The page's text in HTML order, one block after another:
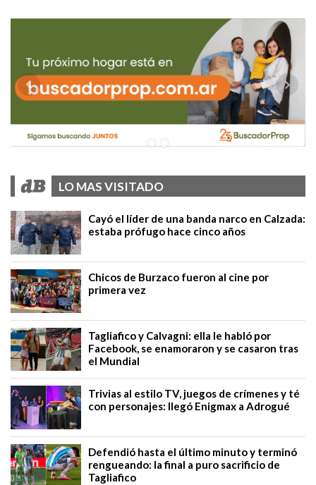
LO MAS VISITADO
Cayó el líder de una banda narco en Calzada:
estaba prófugo hace cinco años
Chicos de Burzaco fueron al cine por
primera vez
Tagliafico y Calvagni: ella le habló por
Facebook, se enamoraron y se casaron tras
el Mundial
Trivias al estilo TV, juegos de crímenes y té
con personajes: llegó Enigmax a Adrogué
Defendió hasta el último minuto y terminó
rengueando: la final a puro sacrificio de
Tagliafico